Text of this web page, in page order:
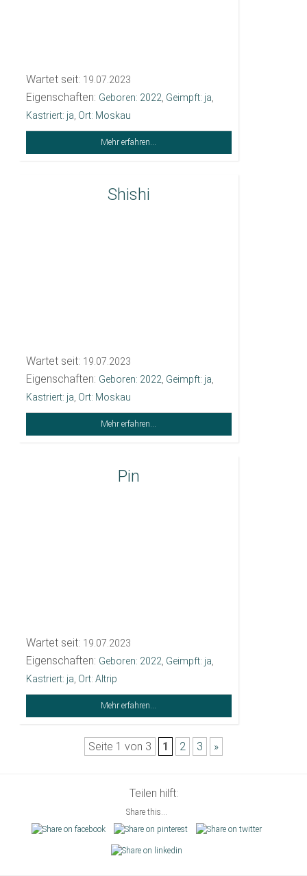
Wartet seit: 19.07.2023
Eigenschaften: Geboren: 2022 Geimpft: ja
Kastriert: ja Ort: Moskau
Mehr erfahren...
Shishi
Wartet seit: 19.07.2023
Eigenschaften: Geboren: 2022 Geimpft: ja
Kastriert: ja Ort: Moskau
Mehr erfahren...
Pin
Wartet seit: 19.07.2023
Eigenschaften: Geboren: 2022 Geimpft: ja
Kastriert: ja Ort: Altrip
Mehr erfahren...
Seite 1 von 3 1 2 3 »
Teilen hilft:
Share this...